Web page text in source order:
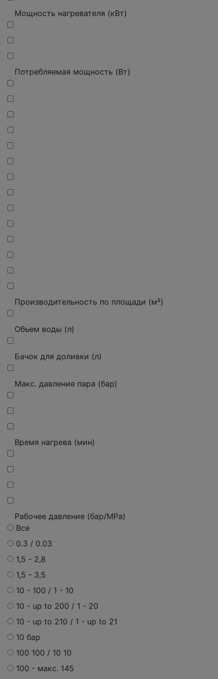
Мощность нагревателя (кВт)
Потребляемая мощность (Вт)
Производительность по площади (м²)
Объем воды (л)
Бачок для доливки (л)
Макс. давление пара (бар)
Время нагрева (мин)
Рабочее давление (бар/MPa)
Все
0.3 / 0.03
1,5 - 2,8
1,5 - 3,5
10 - 100 / 1 - 10
10 - up to 200 / 1 - 20
10 - up to 210 / 1 - up to 21
10 бар
100 100 / 10 10
100 - макс. 145